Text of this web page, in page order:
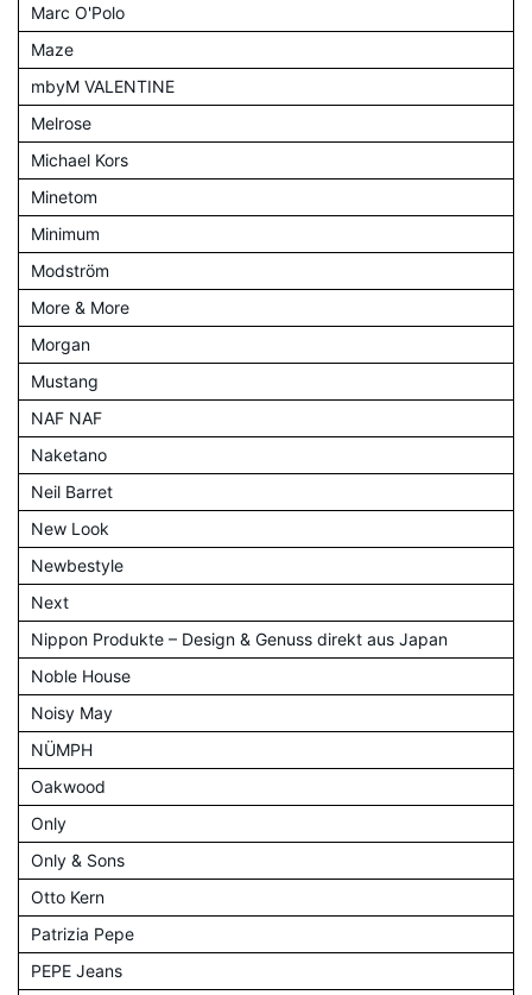
Marc O'Polo
Maze
mbyM VALENTINE
Melrose
Michael Kors
Minetom
Minimum
Modström
More & More
Morgan
Mustang
NAF NAF
Naketano
Neil Barret
New Look
Newbestyle
Next
Nippon Produkte – Design & Genuss direkt aus Japan
Noble House
Noisy May
NÜMPH
Oakwood
Only
Only & Sons
Otto Kern
Patrizia Pepe
PEPE Jeans